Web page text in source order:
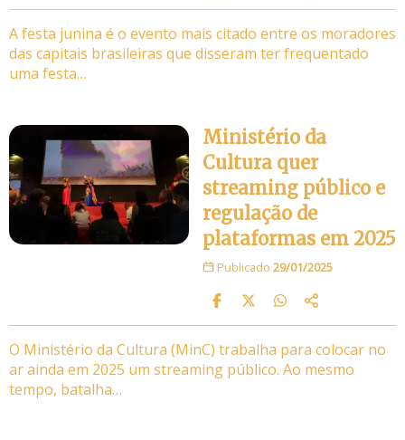
A festa junina é o evento mais citado entre os moradores
das capitais brasileiras que disseram ter frequentado
uma festa…
Ministério da
Cultura quer
streaming público e
regulação de
plataformas em 2025
Publicado 29/01/2025
O Ministério da Cultura (MinC) trabalha para colocar no
ar ainda em 2025 um streaming público. Ao mesmo
tempo, batalha…